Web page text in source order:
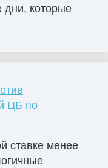
дни, которые
ЦБ по
ставке менее